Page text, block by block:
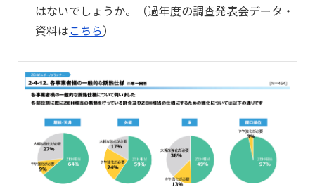
はないでしょうか。（過年度の調査発表会データ・
資料はこちら）